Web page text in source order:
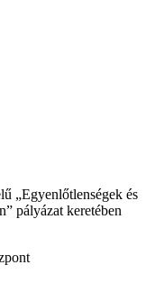
„Egyenlőtlenségek és
pályázat keretében